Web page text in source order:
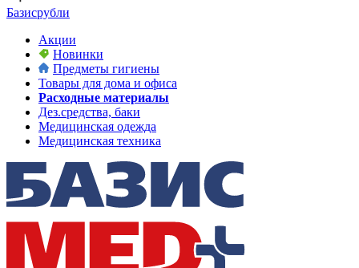
Базисрубли
Акции
Новинки
Предметы гигиены
Товары для дома и офиса
Расходные материалы
Дез.средства, баки
Медицинская одежда
Медицинская техника